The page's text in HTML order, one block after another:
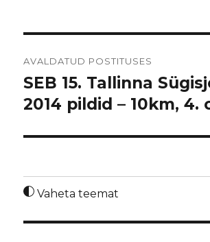
AVALDATUD POSTITUSES
SEB 15. Tallinna
2014 pildid – 10km, 4.
Vaheta teemat